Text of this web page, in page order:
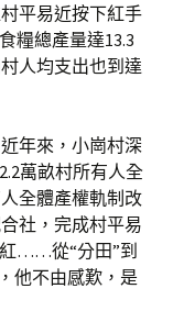
平易近按下紅手
糧總產量達13.3
人均支出也到達
年來，小崗村深
萬畝村所有人全
全體產權軌制改
社，完成村平易
……從“分田”到
他不由感歎，是